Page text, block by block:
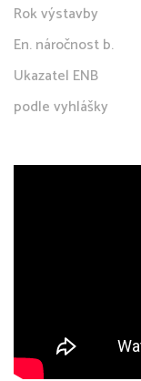
Rok výstavby
En. náročnost b.
Ukazatel ENB
podle vyhlášky